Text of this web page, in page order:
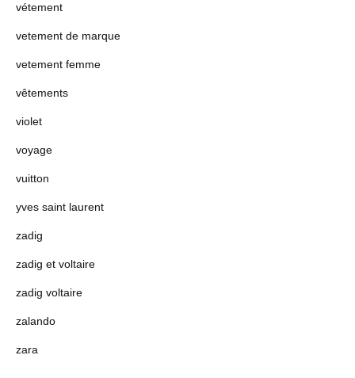
vétement
vetement de marque
vetement femme
vêtements
violet
voyage
vuitton
yves saint laurent
zadig
zadig et voltaire
zadig voltaire
zalando
zara